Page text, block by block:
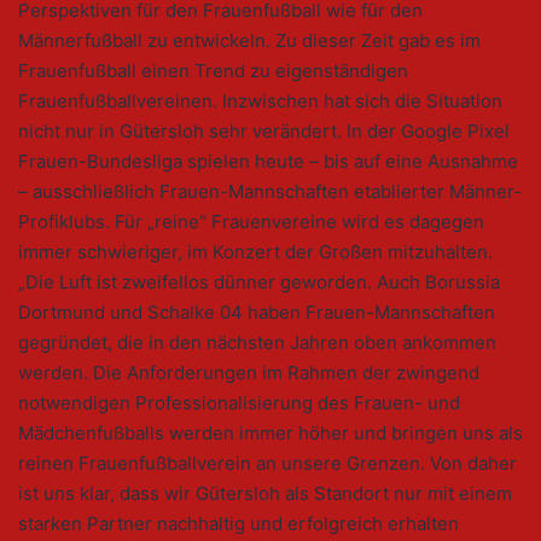
Perspektiven für den Frauenfußball wie für den
Männerfußball zu entwickeln. Zu dieser Zeit gab es im
Frauenfußball einen Trend zu eigenständigen
Frauenfußballvereinen. Inzwischen hat sich die Situation
nicht nur in Gütersloh sehr verändert. In der Google Pixel
Frauen-Bundesliga spielen heute – bis auf eine Ausnahme
– ausschließlich Frauen-Mannschaften etablierter Männer-
Profiklubs. Für „reine“ Frauenvereine wird es dagegen
immer schwieriger, im Konzert der Großen mitzuhalten.
„Die Luft ist zweifellos dünner geworden. Auch Borussia
Dortmund und Schalke 04 haben Frauen-Mannschaften
gegründet, die in den nächsten Jahren oben ankommen
werden. Die Anforderungen im Rahmen der zwingend
notwendigen Professionalisierung des Frauen- und
Mädchenfußballs werden immer höher und bringen uns als
reinen Frauenfußballverein an unsere Grenzen. Von daher
ist uns klar, dass wir Gütersloh als Standort nur mit einem
starken Partner nachhaltig und erfolgreich erhalten